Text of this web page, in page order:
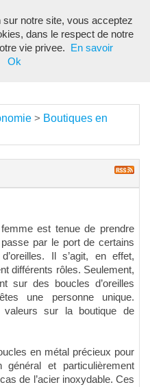
> Boutiques en
est tenue de prendre
par le port de certains
Il s’agit, en effet,
différents rôles. Seulement,
sur des boucles d’oreilles
une personne unique.
sur la boutique de
en métal précieux pour
général et particulièrement
de l’acier inoxydable. Ces
sur notre site, vous acceptez
dans le respect de notre
vie privee.
En savoir
Ok